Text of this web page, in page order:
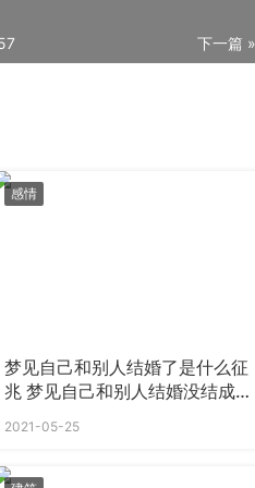
下一篇 »
感情
梦见自己和别人结婚了是什么征
兆 梦见自己和别人结婚没结成是
2021-05-25